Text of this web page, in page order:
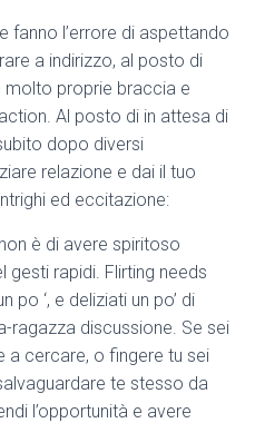
fanno l’errore di aspettando
a indirizzo, al posto di
proprie braccia e
Al posto di in attesa di
dopo diversi
relazione e dai il tuo
ed eccitazione:
è di avere spiritoso
gesti rapidi. Flirting needs
po ‘, e deliziati un po’ di
ragazza discussione. Se sei
a cercare, o fingere tu sei
te stesso da
l’opportunità e avere